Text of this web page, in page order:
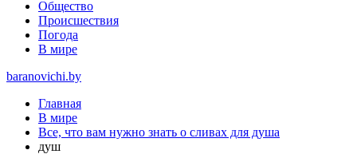
Общество
Происшествия
Погода
В мире
baranovichi.by
Главная
В мире
Все, что вам нужно знать о сливах для душа
душ